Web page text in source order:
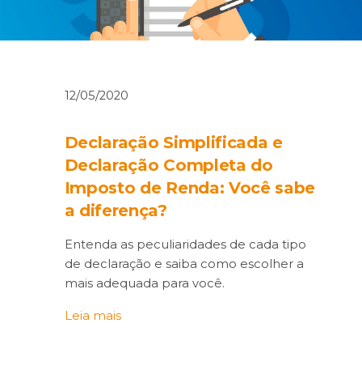
12/05/2020
Declaração Simplificada e
Declaração Completa do
Imposto de Renda: Você sabe
a diferença?
Entenda as peculiaridades de cada tipo
de declaração e saiba como escolher a
mais adequada para você.
Leia mais